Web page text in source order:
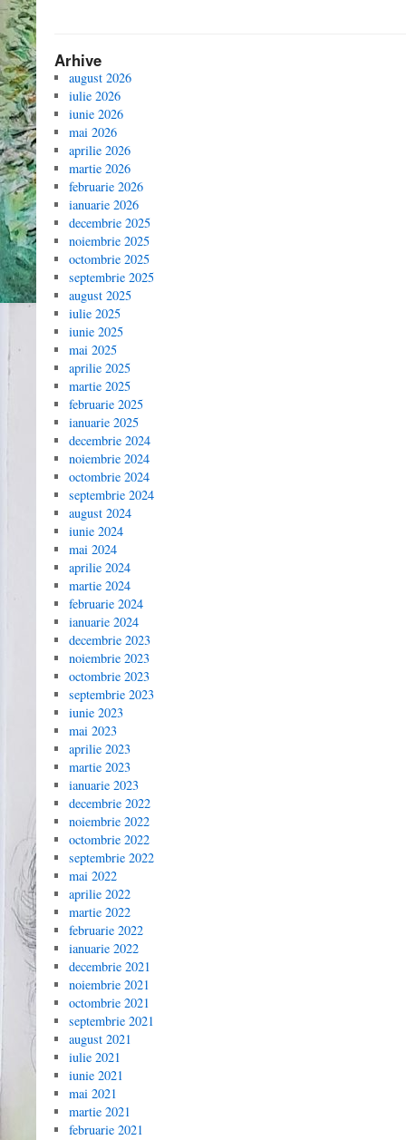
Arhive
august 2026
iulie 2026
iunie 2026
mai 2026
aprilie 2026
martie 2026
februarie 2026
ianuarie 2026
decembrie 2025
noiembrie 2025
octombrie 2025
septembrie 2025
august 2025
iulie 2025
iunie 2025
mai 2025
aprilie 2025
martie 2025
februarie 2025
ianuarie 2025
decembrie 2024
noiembrie 2024
octombrie 2024
septembrie 2024
august 2024
iunie 2024
mai 2024
aprilie 2024
martie 2024
februarie 2024
ianuarie 2024
decembrie 2023
noiembrie 2023
octombrie 2023
septembrie 2023
iunie 2023
mai 2023
aprilie 2023
martie 2023
ianuarie 2023
decembrie 2022
noiembrie 2022
octombrie 2022
septembrie 2022
mai 2022
aprilie 2022
martie 2022
februarie 2022
ianuarie 2022
decembrie 2021
noiembrie 2021
octombrie 2021
septembrie 2021
august 2021
iulie 2021
iunie 2021
mai 2021
martie 2021
februarie 2021